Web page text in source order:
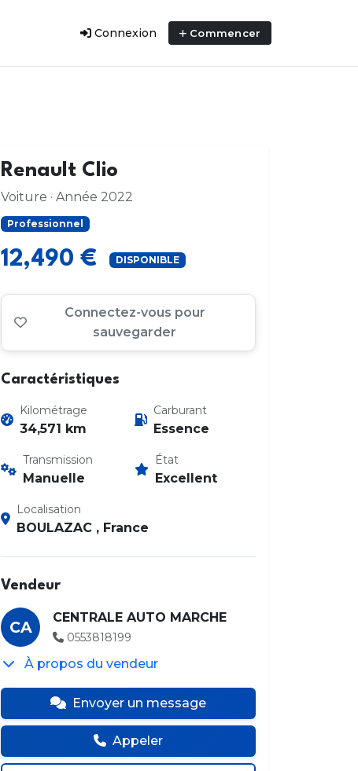
Connexion Commencer
Renault Clio
Voiture · Année 2022
Professionnel
12,490 € DISPONIBLE
Connectez-vous pour
sauvegarder
Caractéristiques
Kilométrage
34,571 km
Carburant
Essence
Transmission
Manuelle
État
Excellent
Localisation
BOULAZAC , France
Vendeur
CA
CENTRALE AUTO MARCHE
0553818199
À propos du vendeur
Envoyer un message
Appeler